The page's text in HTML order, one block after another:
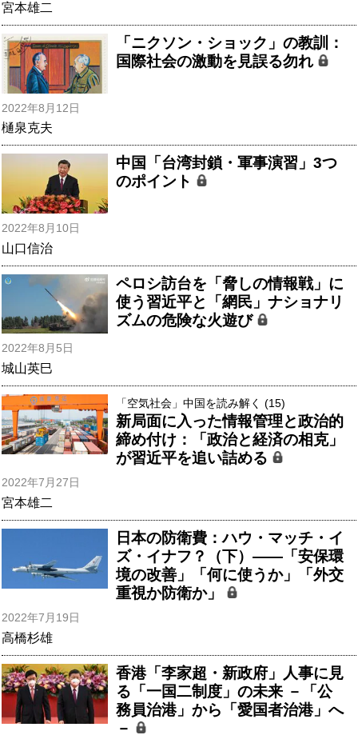
宮本雄二
「ニクソン・ショック」の教訓：
国際社会の激動を見誤る勿れ
2022年8月12日
樋泉克夫
中国「台湾封鎖・軍事演習」3つ
のポイント
2022年8月10日
山口信治
ペロシ訪台を「脅しの情報戦」に
使う習近平と「網民」ナショナリ
ズムの危険な火遊び
2022年8月5日
城山英巳
「空気社会」中国を読み解く (15)
新局面に入った情報管理と政治的
締め付け：「政治と経済の相克」
が習近平を追い詰める
2022年7月27日
宮本雄二
日本の防衛費：ハウ・マッチ・イ
ズ・イナフ？（下）――「安保環
境の改善」「何に使うか」「外交
重視か防衛か」
2022年7月19日
高橋杉雄
香港「李家超・新政府」人事に見
る「一国二制度」の未来 －「公
務員治港」から「愛国者治港」へ
－